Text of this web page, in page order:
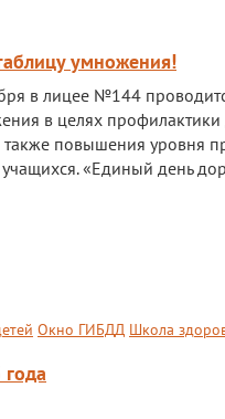
умножения!
в лицее №144
в целях
также повышения уровня
«Единый день
Окно ГИБДД Школа